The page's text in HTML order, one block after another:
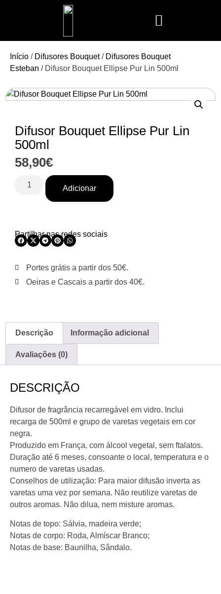
Início / Difusores Bouquet/ Difusores Bouquet
Esteban / Difusor Bouquet Ellipse Pur Lin 500ml
Difusor Bouquet Ellipse Pur Lin
500ml
58,90€
Adicionar
Partilhar nas redes sociais
Portes grátis a partir dos 50€.
Oeiras e Cascais a partir dos 40€.
Descrição Informação adicional
Avaliações (0)
DESCRIÇÃO
Difusor de fragrância recarregável em vidro. Inclui
recarga de 500ml e grupo de varetas vegetais em cor
negra.
Produzido em França, com álcool vegetal, sem ftalatos.
Duração até 6 meses, consoante o local, temperatura e o
numero de varetas usadas.
Conselhos de utilização: Para maior difusão inverta as
varetas uma vez por semana. Não reutilize varetas de
outros aromas. Não dilua, nem misture aromas.
Notas de topo: Sálvia, madeira verde;
Notas de corpo: Roda, Almíscar Branco;
Notas de base: Baunilha, Sândalo.